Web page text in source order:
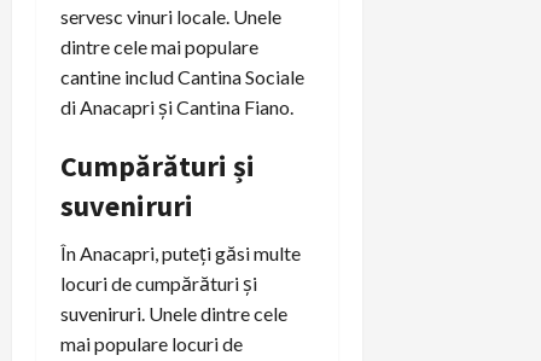
servesc vinuri locale. Unele
dintre cele mai populare
cantine includ Cantina Sociale
di Anacapri și Cantina Fiano.
Cumpărături și
suveniruri
În Anacapri, puteți găsi multe
locuri de cumpărături și
suveniruri. Unele dintre cele
mai populare locuri de